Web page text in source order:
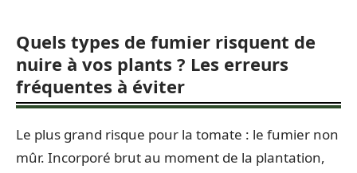
Quels types de fumier risquent de
nuire à vos plants ? Les erreurs
fréquentes à éviter
Le plus grand risque pour la tomate : le fumier non
mûr. Incorporé brut au moment de la plantation,